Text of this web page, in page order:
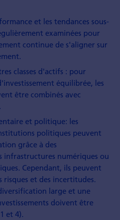
et les tendances sous-
examinées pour
continue de s'aligner sur
classes d'actifs : pour
équilibrée, les
être combinés avec
et politique: les
politiques peuvent
grâce à des
infrastructures numériques ou
Cependant, ils peuvent
et des incertitudes.
large et une
doivent être
et 4).